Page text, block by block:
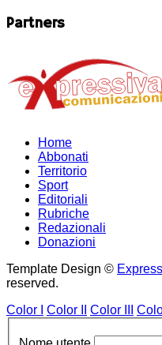
Partners
Home
Abbonati
Territorio
Sport
Editoriali
Rubriche
Redazionali
Donazioni
Template Design ©
reserved.
Color I
Color II Color III